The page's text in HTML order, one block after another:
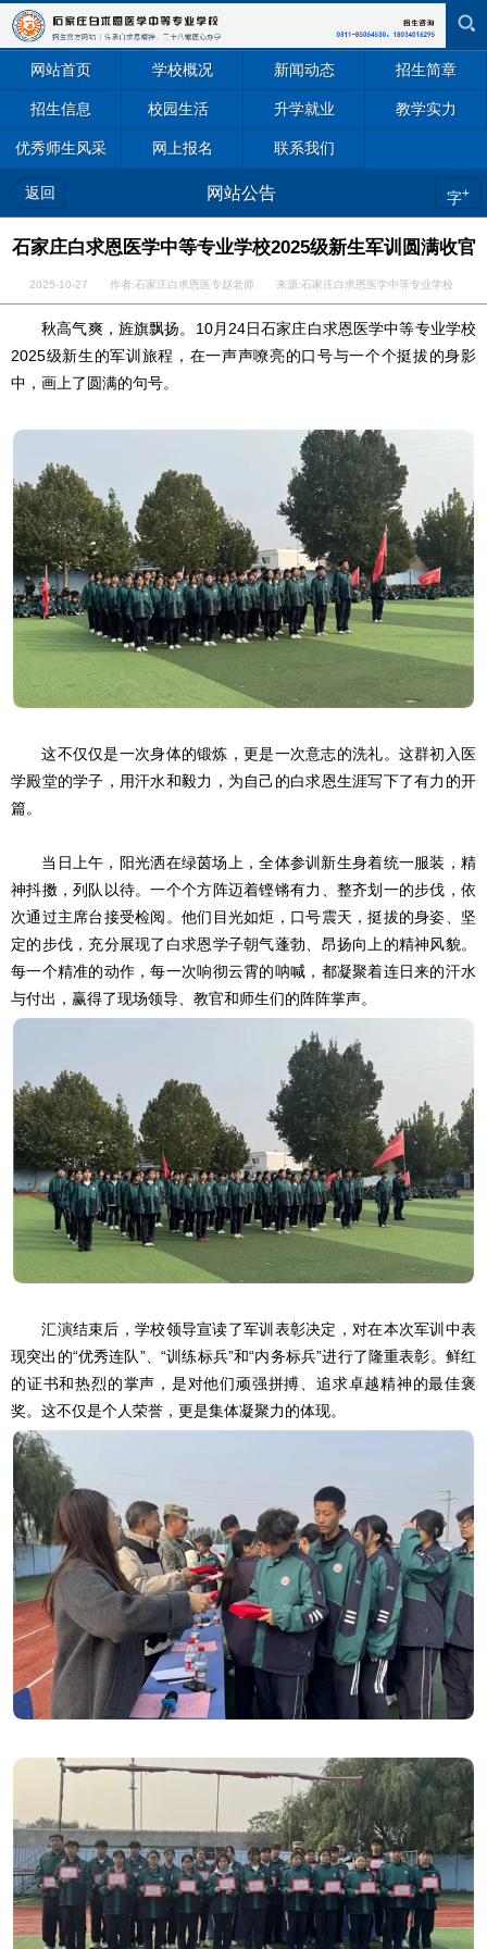
网站首页 学校概况 新闻动态 招生简章
招生信息 校园生活 升学就业 教学实力
优秀师生风采 网上报名 联系我们
返回 网站公告 字+
石家庄白求恩医学中等专业学校2025级新生军训圆满收官
2025-10-27 作者:石家庄白求恩医专赵老师 来源:石家庄白求恩医学中等专业学校
秋高气爽，旌旗飘扬。10月24日石家庄白求恩医学中等专业学校
2025级新生的军训旅程，在一声声嘹亮的口号与一个个挺拔的身影
中，画上了圆满的句号。
这不仅仅是一次身体的锻炼，更是一次意志的洗礼。这群初入医
学殿堂的学子，用汗水和毅力，为自己的白求恩生涯写下了有力的开
篇。
当日上午，阳光洒在绿茵场上，全体参训新生身着统一服装，精
神抖擞，列队以待。一个个方阵迈着铿锵有力、整齐划一的步伐，依
次通过主席台接受检阅。他们目光如炬，口号震天，挺拔的身姿、坚
定的步伐，充分展现了白求恩学子朝气蓬勃、昂扬向上的精神风貌。
每一个精准的动作，每一次响彻云霄的呐喊，都凝聚着连日来的汗水
与付出，赢得了现场领导、教官和师生们的阵阵掌声。
汇演结束后，学校领导宣读了军训表彰决定，对在本次军训中表
现突出的“优秀连队”、“训练标兵”和“内务标兵”进行了隆重表彰。鲜红
的证书和热烈的掌声，是对他们顽强拼搏、追求卓越精神的最佳褒
奖。这不仅是个人荣誉，更是集体凝聚力的体现。